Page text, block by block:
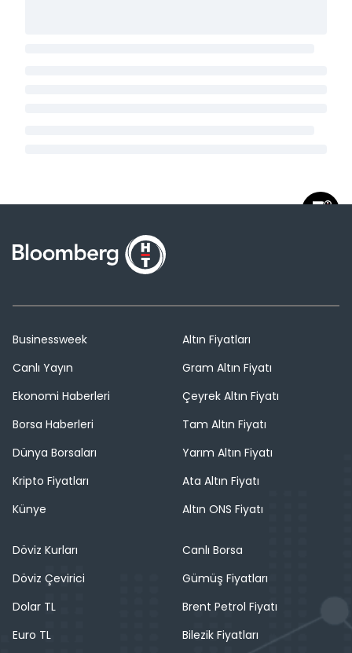
Businessweek
Canlı Yayın
Ekonomi Haberleri
Borsa Haberleri
Dünya Borsaları
Kripto Fiyatları
Künye
Altın Fiyatları
Gram Altın Fiyatı
Çeyrek Altın Fiyatı
Tam Altın Fiyatı
Yarım Altın Fiyatı
Ata Altın Fiyatı
Altın ONS Fiyatı
Döviz Kurları
Döviz Çevirici
Dolar TL
Euro TL
Canlı Borsa
Gümüş Fiyatları
Brent Petrol Fiyatı
Bilezik Fiyatları